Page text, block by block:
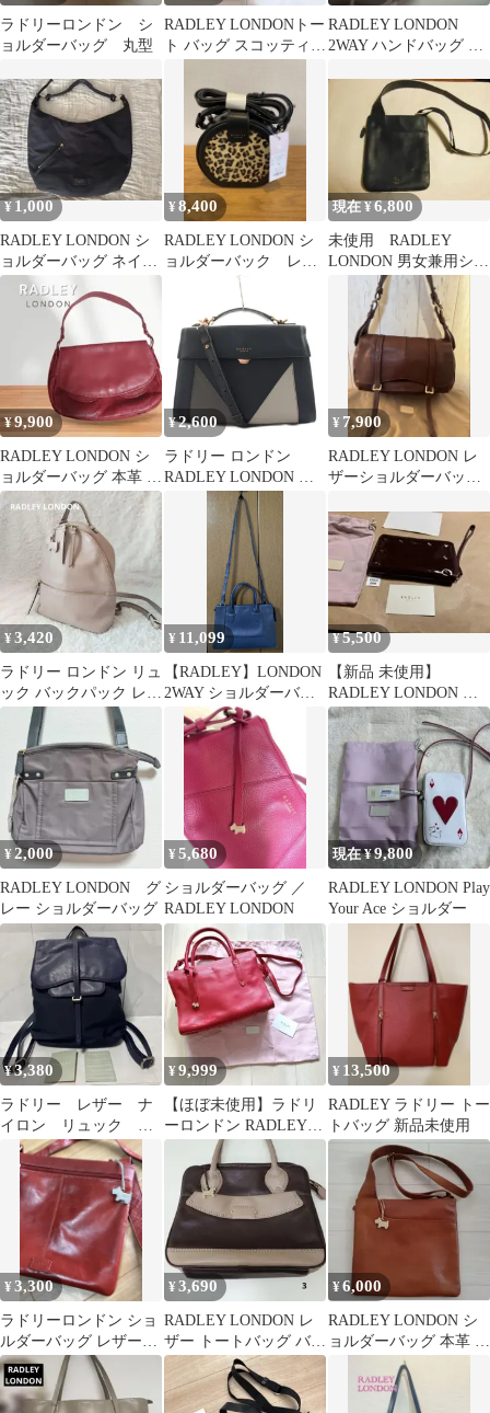
ラドリーロンドン シ
ョルダーバッグ 丸型
RADLEY LONDONトー
ト バッグ スコッティド
RADLEY LONDON
2WAY ハンドバッグ シ
¥ 1,000
RADLEY LONDON シ
ョルダーバッグ ネイビ
ー
¥8,400
RADLEY LONDON シ
ョルダーバック レオ
現在 ¥6,800
未使用 RADLEY
LONDON 男女兼用ショ
ルダーバッグ ネイビ
ー 本革
¥9,900
RADLEY LONDON シ
ョルダーバッグ 本革 レ
ザー 赤 レッド ボルド
ー
¥2,600
ラドリー ロンドン
RADLEY LONDON ハ
ンドバッグ ショルダー
バッグ 2way レザー 紺
ネイビー /AN11
¥ 7,900
RADLEY LONDON レ
ザーショルダーバッグ
革
¥3,420
ラドリー ロンドン リュ
ック バックパック レザ
ー 革 ピンク ベージュ
¥ 11,099
【RADLEY】LONDON
2WAY ショルダーバッ
グ ネイビー＆専用袋付
¥5,500
【新品 未使用】
RADLEY LONDON ラ
ドリー 長財布 スコッチ
テリア 茶
¥2,000
RADLEY LONDON グ
レー ショルダーバッグ
¥5,680
ショルダーバッグ ／
RADLEY LONDON
現在 ¥9,800
RADLEY LONDON Play
Your Ace ショルダー
¥3,380
ラドリー レザー ナ
イロン リュック バ
ックパック チャー
ム ケアカード
¥9,999
【ほぼ未使用】ラドリ
ーロンドン RADLEY
LONDON ハンドバッグ
レッド
¥ 13,500
RADLEY ラドリー トー
トバッグ 新品未使用
¥3,300
ラドリーロンドン ショ
ルダーバッグ レザーワ
インレッド(ボルドー／
バーガンディ)
¥3,690
RADLEY LONDON レ
ザー トートバッグ バイ
カラー
¥6,000
RADLEY LONDON シ
ョルダーバッグ 本革 ブ
ラウン ★Lサイズ